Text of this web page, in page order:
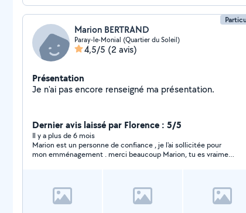
Marion BERTRAND
Paray-le-Monial (Quartier du Soleil)
4,5/5 (2 avis)
Présentation
Je n'ai pas encore renseigné ma présentation.
Dernier avis laissé par Florence : 5/5
Il y a plus de 6 mois
Marion est un personne de confiance , je l'ai sollicitée pour
mon emménagement . merci beaucoup Marion, tu es vraiment